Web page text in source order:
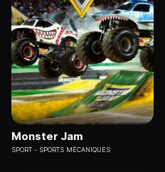
Monster Jam
SPORT SPORTS MÉCANIQUES